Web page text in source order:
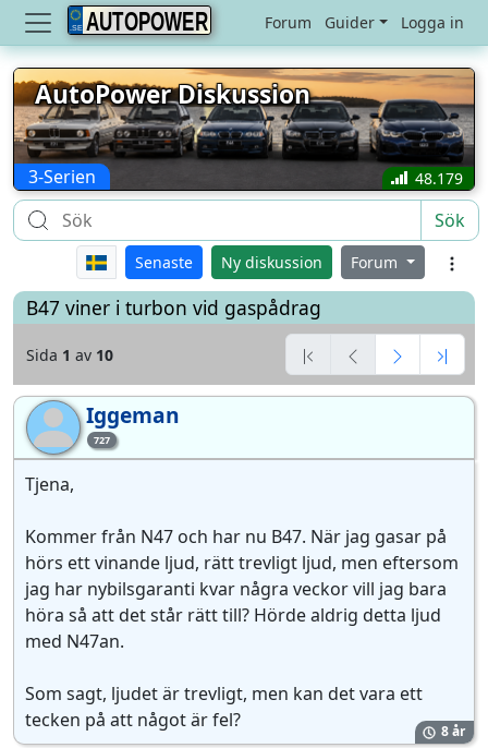
AUTOPOWER Forum Guider Logga in
AutoPower Diskussion
3-Serien 48.179
Sök
Senaste Ny diskussion Forum
B47 viner i turbon vid gaspådrag
Sida 1 av 10
Ig 727
Iggeman
Tjena,
Kommer från N47 och har nu B47. När jag gasar på
hörs ett vinande ljud, rätt trevligt ljud, men eftersom
jag har nybilsgaranti kvar några veckor vill jag bara
höra så att det står rätt till? Hörde aldrig detta ljud
med N47an.
Som sagt, ljudet är trevligt, men kan det vara ett
tecken på att något är fel?
8 år